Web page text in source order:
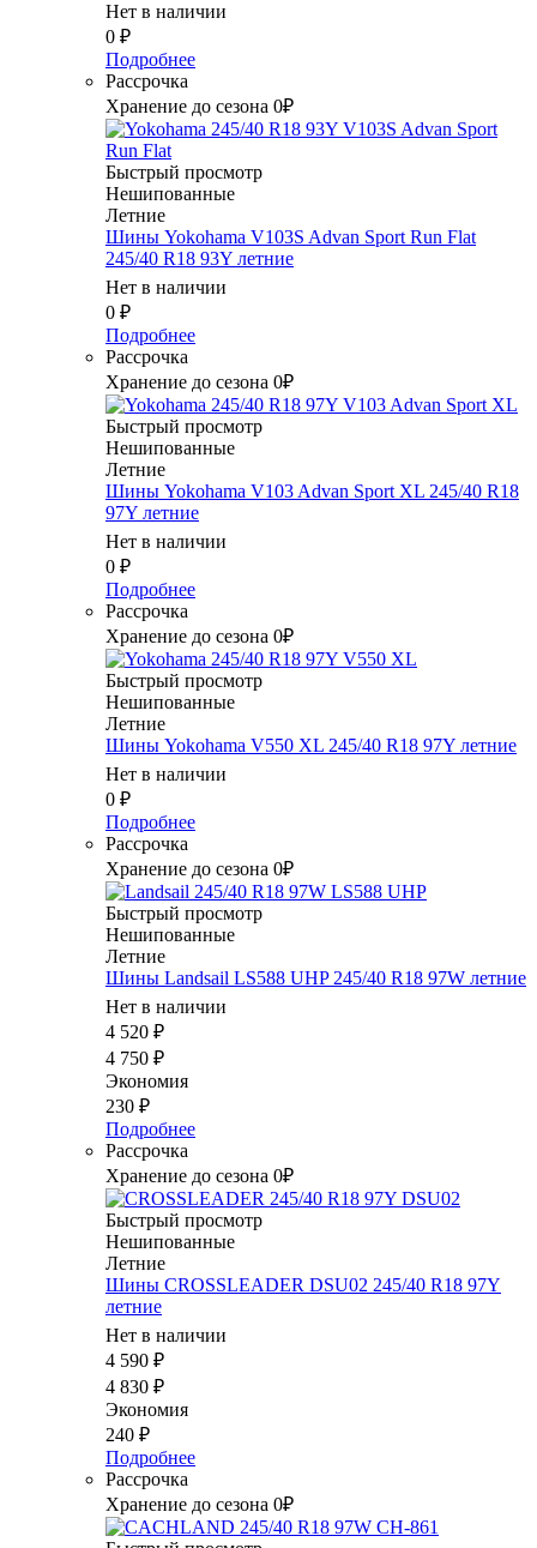
Нет в наличии
0 ₽
Подробнее
Рассрочка
Хранение до сезона 0₽
Быстрый просмотр
Нешипованные
Летние
Шины Yokohama V103S Advan Sport Run Flat
245/40 R18 93Y летние
Нет в наличии
0 ₽
Подробнее
Рассрочка
Хранение до сезона 0₽
Быстрый просмотр
Нешипованные
Летние
Шины Yokohama V103 Advan Sport XL 245/40 R18
97Y летние
Нет в наличии
0 ₽
Подробнее
Рассрочка
Хранение до сезона 0₽
Быстрый просмотр
Нешипованные
Летние
Шины Yokohama V550 XL 245/40 R18 97Y летние
Нет в наличии
0 ₽
Подробнее
Рассрочка
Хранение до сезона 0₽
Быстрый просмотр
Нешипованные
Летние
Шины Landsail LS588 UHP 245/40 R18 97W летние
Нет в наличии
4 520 ₽
4 750 ₽
Экономия
230 ₽
Подробнее
Рассрочка
Хранение до сезона 0₽
Быстрый просмотр
Нешипованные
Летние
Шины CROSSLEADER DSU02 245/40 R18 97Y
летние
Нет в наличии
4 590 ₽
4 830 ₽
Экономия
240 ₽
Подробнее
Рассрочка
Хранение до сезона 0₽